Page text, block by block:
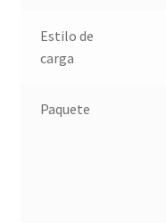
Estilo de
carga
Paquete